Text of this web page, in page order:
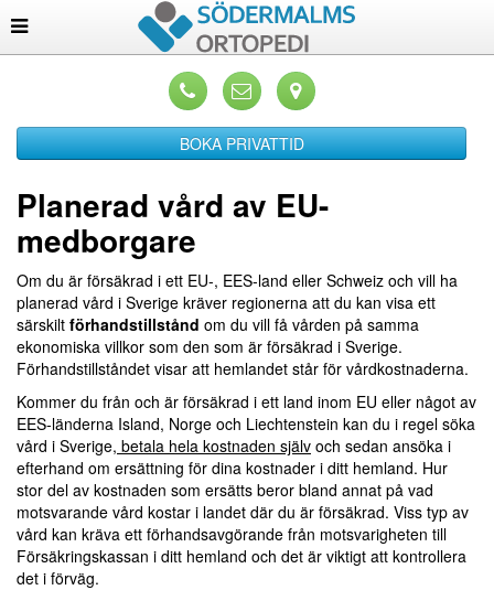
BOKA PRIVATTID
Planerad vård av EU-
medborgare
Om du är försäkrad i ett EU-, EES-land eller Schweiz och vill ha
planerad vård i Sverige kräver regionerna att du kan visa ett
särskilt förhandstillstånd om du vill få vården på samma
ekonomiska villkor som den som är försäkrad i Sverige.
Förhandstillståndet visar att hemlandet står för vårdkostnaderna.
Kommer du från och är försäkrad i ett land inom EU eller något av
EES-länderna Island, Norge och Liechtenstein kan du i regel söka
vård i Sverige, betala hela kostnaden själv och sedan ansöka i
efterhand om ersättning för dina kostnader i ditt hemland. Hur
stor del av kostnaden som ersätts beror bland annat på vad
motsvarande vård kostar i landet där du är försäkrad. Viss typ av
vård kan kräva ett förhandsavgörande från motsvarigheten till
Försäkringskassan i ditt hemland och det är viktigt att kontrollera
det i förväg.